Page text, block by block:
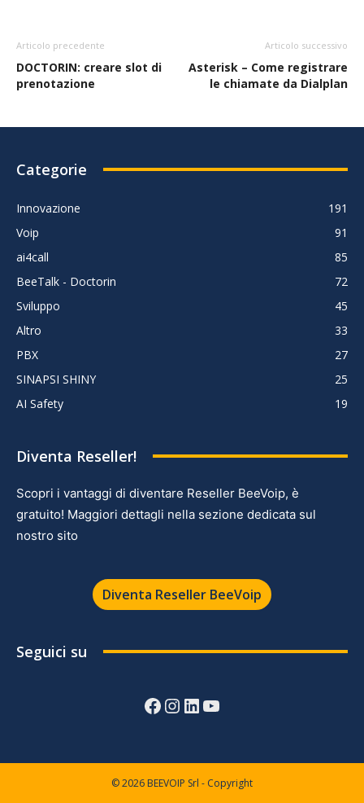
Articolo precedente
DOCTORIN: creare slot di
prenotazione
Articolo successivo
Asterisk – Come registrare
le chiamate da Dialplan
Categorie
Innovazione
191
Voip
91
ai4call
85
BeeTalk - Doctorin
72
Sviluppo
45
Altro
33
PBX
27
SINAPSI SHINY
25
AI Safety
19
Diventa Reseller!
Scopri i vantaggi di diventare Reseller BeeVoip, è
gratuito! Maggiori dettagli nella sezione dedicata sul
nostro sito
Diventa Reseller BeeVoip
Seguici su
Facebook
Instagram
LinkedIn
YouTube
© 2026 BEEVOIP Srl - Copyright